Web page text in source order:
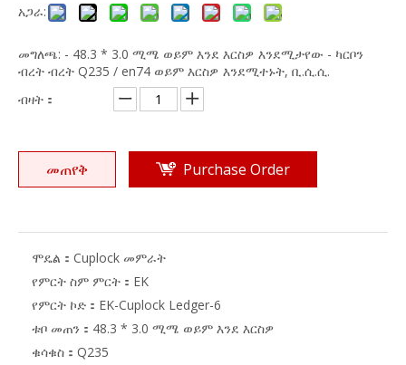
አጋራ:
መግለጫ: - 48.3 * 3.0 ሚሜ ወይም እንደ እርስዎ እንደሚታየው - ካርቦን
ብረት ብረት Q235 / en74 ወይም እርስዎ እንደሚተኑት, ቢ.ሲ.ሲ.
ብዛት：
መጠየቅ Purchase Order
ሞዴል： Cuplock መምራት
የምርት ስም ምርት： EK
የምርት ኮድ： EK-Cuplock Ledger-6
ቱቦ መጠን： 48.3 * 3.0 ሚሜ ወይም እንደ እርስዎ
ቁሳቁስ： Q235